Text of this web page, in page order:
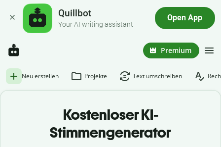
Quillbot
Your AI writing assistant
Open App
Premium
Neu erstellen Projekte Text umschreiben
Kostenloser KI-
Stimmengenerator